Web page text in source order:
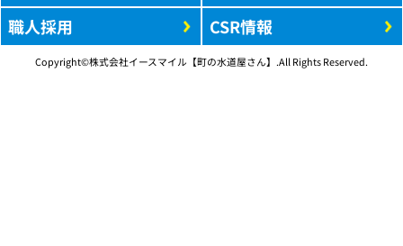
職人採用
CSR情報
Copyright©株式会社イースマイル【町の水道屋さん】.All Rights Reserved.